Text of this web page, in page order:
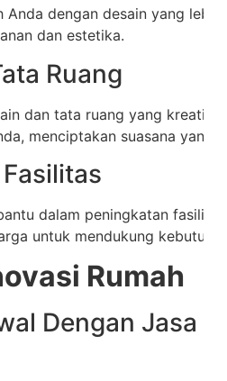
Anda dengan desain yang
dan estetika.
Ruang
dan tata ruang yang kreatif,
menciptakan suasana yang
dalam peningkatan
untuk mendukung
Rumah
Dengan Jasa